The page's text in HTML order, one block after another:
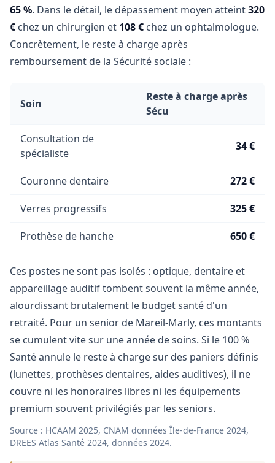
65 %. Dans le détail, le dépassement moyen atteint320
€ chez un chirurgien et 108 € chez un ophtalmologue.
Concrètement, le reste à charge après
remboursement de la Sécurité sociale :
Soin
Reste à charge après
Sécu
Consultation de
spécialiste
34 €
Couronne dentaire 272 €
Verres progressifs 325 €
Prothèse de hanche 650 €
Ces postes ne sont pas isolés : optique, dentaire et
appareillage auditif tombent souvent la même année,
alourdissant brutalement le budget santé d'un
retraité. Pour un senior de Mareil-Marly, ces montants
se cumulent vite sur une année de soins. Si le 100 %
Santé annule le reste à charge sur des paniers définis
(lunettes, prothèses dentaires, aides auditives), il ne
couvre ni les honoraires libres ni les équipements
premium souvent privilégiés par les seniors.
Source : HCAAM 2025, CNAM données Île-de-France 2024,
DREES Atlas Santé 2024, données 2024.